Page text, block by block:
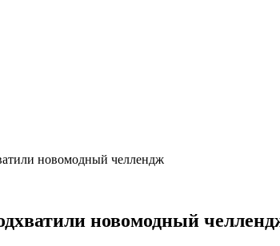
новомодный челлендж
новомодный